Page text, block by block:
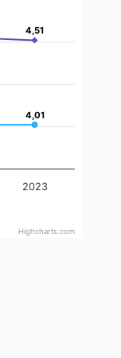
4,01
4,01
4,51
4,51
2023
Highcharts.com